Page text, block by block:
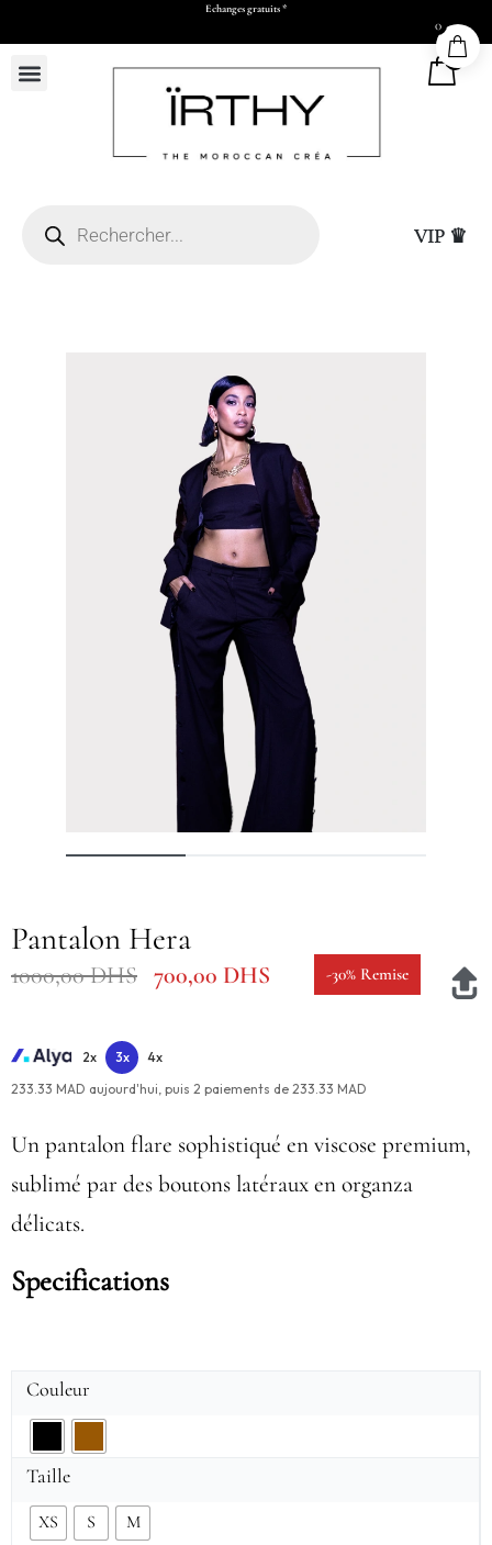
Echanges gratuits *
0
VIP ♛
Pantalon Hera
1000,00DHS 700,00 DHS -30% Remise
2x 3x
4x
233.33 MAD aujourd'hui, puis 2 paiements de 233.33 MAD
Un pantalon flare sophistiqué en viscose premium,
sublimé par des boutons latéraux en organza
délicats.
Specifications
Couleur
Taille
XS S M
0